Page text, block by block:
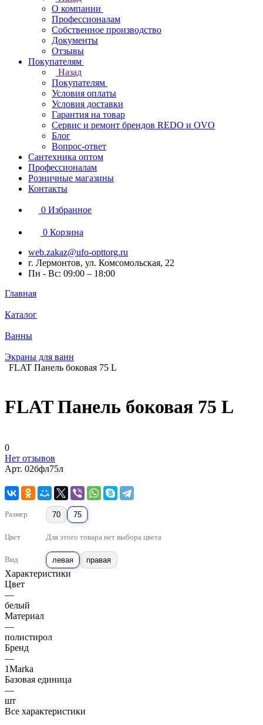
О компании
Профессионалам
Собственное производство
Документы
Отзывы
Покупателям
Назад
Покупателям
Условия оплаты
Условия доставки
Гарантия на товар
Сервис и ремонт брендов REDO и OVO
Блог
Вопрос-ответ
Сантехника оптом
Профессионалам
Розничные магазины
Контакты
0 Избранное
0 Корзина
web.zakaz@ufo-opttorg.ru
г. Лермонтов, ул. Комсомольская, 22
Пн - Вс: 09:00 – 18:00
Главная
Каталог
Ванны
Экраны для ванн
FLAT Панель боковая 75 L
FLAT Панель боковая 75 L
0
Нет отзывов
Арт. 02бфл75л
Размер 70 75
Цвет Для этого товара нет выбора цвета
Вид левая правая
Характеристики
Цвет
—
белый
Материал
—
полистирол
Бренд
—
1Marka
Базовая единица
—
шт
Все характеристики